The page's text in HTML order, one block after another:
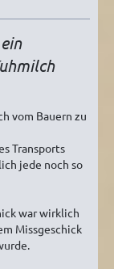
vom Bauern zu
Transports
jede noch so
war wirklich
Missgeschick